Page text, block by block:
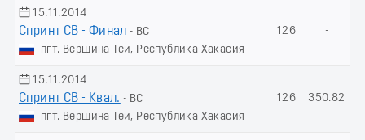
15.11.2014
Спринт СВ - Финал - ВС
пгт. Вершина Тёи, Республика Хакасия
126 -
15.11.2014
Спринт СВ - Квал. - ВС
пгт. Вершина Тёи, Республика Хакасия
126 350.82